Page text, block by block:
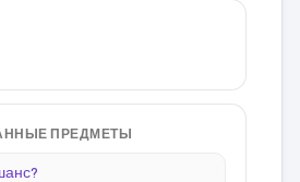
ПРЕДМЕТЫ